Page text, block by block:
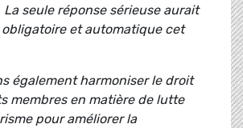
seule réponse sérieuse aurait
et automatique cet
également harmoniser le droit
membres en matière de lutte
pour améliorer la